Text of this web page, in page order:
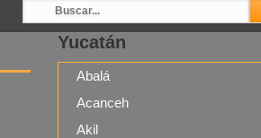
Yucatán
Abalá
Acanceh
Akil